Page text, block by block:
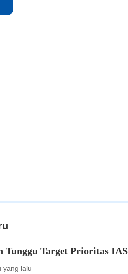
Tunggu Target Prioritas IAS
yang lalu